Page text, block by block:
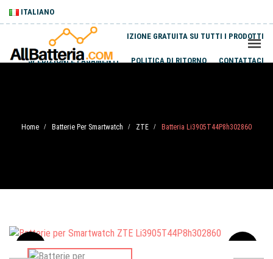
ITALIANO
SPEDIZIONE GRATUITA SU TUTTI I PRODOTTI
SPEDIZIONI E PAGAMENTI POLITICA DI RITORNO CONTATTACI
Home / Batterie Per Smartwatch / ZTE / Batteria Li3905T44P8h302860
Sale